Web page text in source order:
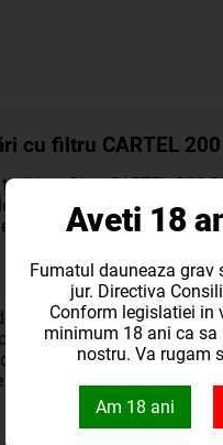
cu filtru CARTEL 200
cu filtru CARTEL 200
astfel posibilitatea de a-
proiectat pentru a oferi
înaltă calitate, potrivite
pentru a reduce
fabricat din materiale
200 de tuburi de țigări
Aveti 18
Fumatul dauneaza grav
jur. Directiva
Conform legislatiei in
minimum 18 ani ca sa
nostru. Va rugam
Am 18 ani